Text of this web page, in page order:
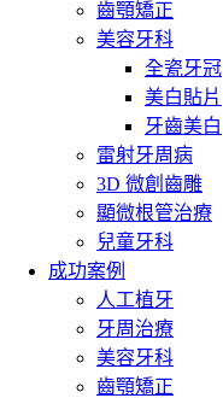
齒顎矯正
美容牙科
全瓷牙冠
美白貼片
牙齒美白
雷射牙周病
3D 微創齒雕
顯微根管治療
兒童牙科
成功案例
人工植牙
牙周治療
美容牙科
齒顎矯正